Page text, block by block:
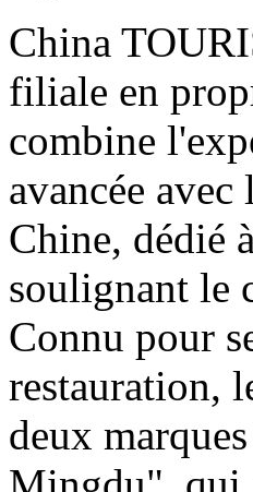
China
filiale en
combine
avancée
Chine, dédié
soulignant le
Connu pour
restauration,
deux